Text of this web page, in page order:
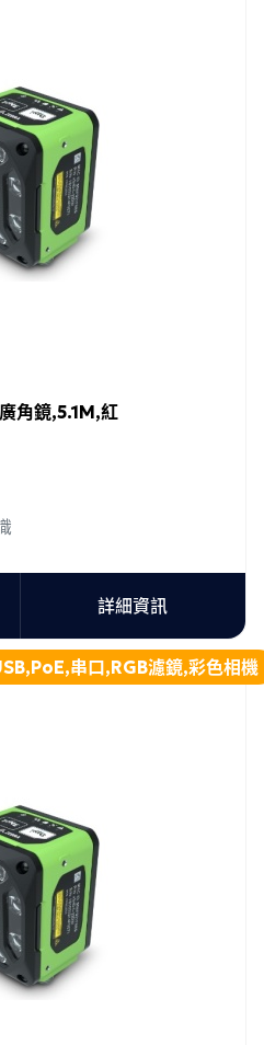
角鏡,5.1M,紅
詳細資訊
串口,RGB濾鏡,彩色相機